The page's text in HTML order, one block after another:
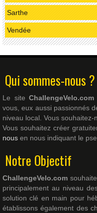
Sarthe
Vendée
Qui sommes-nous ?
Le siteChallengeVelo.com
vous, eux aussi passionnés
niveau local. Vous
Vous souhaitez créer
nous en nous indiquant le
Notre Objectif
ChallengeVelo.com
principalement au niveau
solution clé en main pour
établissons également des